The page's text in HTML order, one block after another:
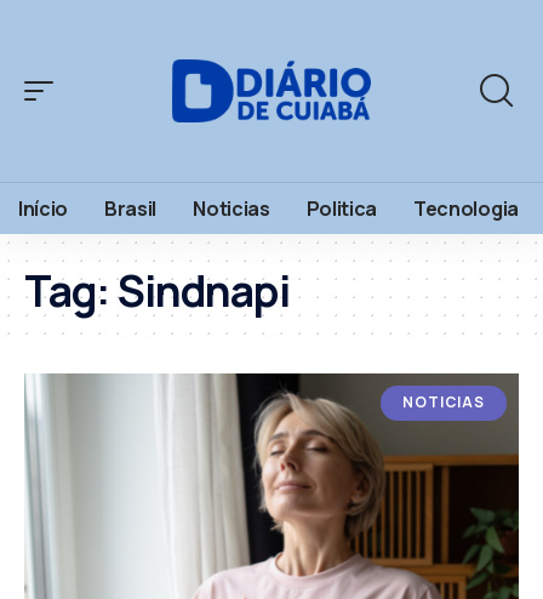
Início Brasil Noticias Politica Tecnologia
Tag:Sindnapi
NOTICIAS